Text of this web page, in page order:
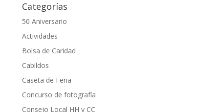
Categorías
50 Aniversario
Actividades
Bolsa de Caridad
Cabildos
Caseta de Feria
Concurso de fotografía
Consejo Local HH y CC